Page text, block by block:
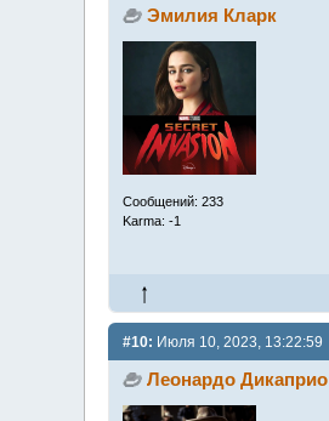
Эмилия Кларк
Сообщений: 233
Karma: -1
#10: Июля 10, 2023, 13:22:59
Леонардо Дикаприо